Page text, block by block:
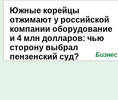
Южные корейцы
отжимают у российской
компании оборудование
и 4 млн долларов: чью
сторону выбрал
пензенский суд?
Бизнес